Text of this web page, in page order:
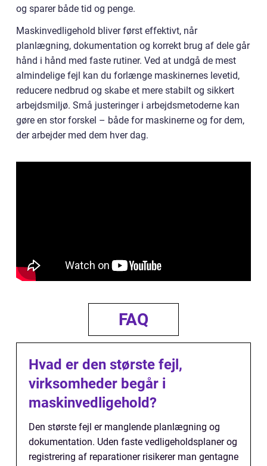
og sparer både tid og penge.
Maskinvedligehold bliver først effektivt, når
planlægning, dokumentation og korrekt brug af dele går
hånd i hånd med faste rutiner. Ved at undgå de mest
almindelige fejl kan du forlænge maskinernes levetid,
reducere nedbrud og skabe et mere stabilt og sikkert
arbejdsmiljø. Små justeringer i arbejdsmetoderne kan
gøre en stor forskel – både for maskinerne og for dem,
der arbejder med dem hver dag.
FAQ
Hvad er den største fejl,
virksomheder begår i
maskinvedligehold?
Den største fejl er manglende planlægning og
dokumentation. Uden faste vedligeholdsplaner og
registrering af reparationer risikerer man gentagne